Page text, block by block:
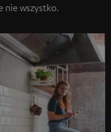
nie wszystko.